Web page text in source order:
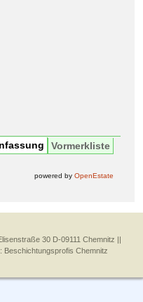
Vormerkliste
powered by OpenEstate
30 D-09111 Chemnitz ||
Beschichtungsprofis Chemnitz